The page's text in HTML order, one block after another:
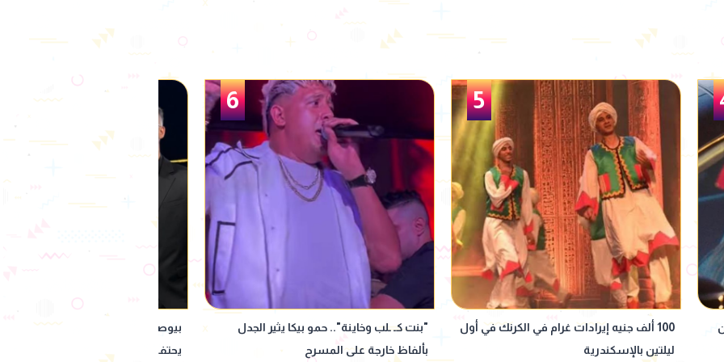
6
"بنت كـ ـلب وخاينة".. حمو بيكا يثير الجدل
بألفاظ خارجة على المسرح
1
بيوصلها لعريسها.. الرابر مروان موسى
يحتفل بزفاف شقيقته
إيهاب فهمي يشيد بمسرحية التياترو
انطلاق عروضها في المهرجان القومي